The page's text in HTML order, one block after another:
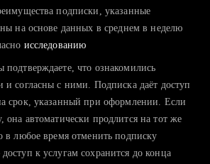
времени на поиск и вручную поднимаете
себя с конкурентами и оценить шансы
подписки, указанные
на основе данных в среднем в неделю
исследованию
что ознакомились
и согласны с ними. Подписка даёт доступ
срок, указанный при оформлении. Если
она автоматически продлится на тот же
в любое время отменить подписку
к услугам сохранится до конца